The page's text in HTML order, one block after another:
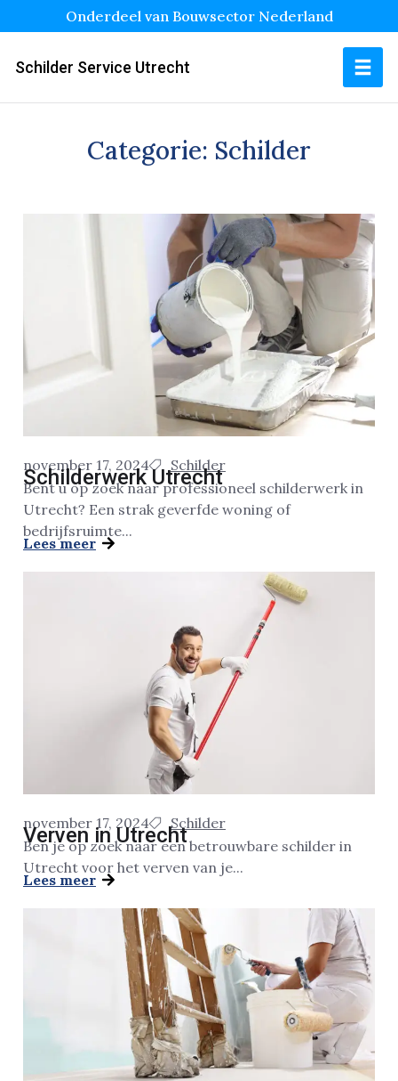
Onderdeel van Bouwsector Nederland
Schilder Service Utrecht
Categorie: Schilder
november 17, 2024 Schilder
Schilderwerk Utrecht
Bent u op zoek naar professioneel schilderwerk in
Utrecht? Een strak geverfde woning of
bedrijfsruimte...
Lees meer
november 17, 2024 Schilder
Verven in Utrecht
Ben je op zoek naar een betrouwbare schilder in
Utrecht voor het verven van je...
Lees meer